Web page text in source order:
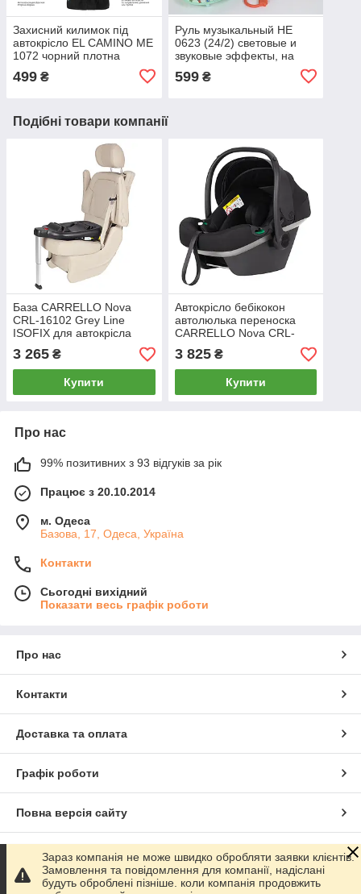
Захисний килимок під
автокрісло EL CAMINO ME
1072 чорний плотна
499 ₴
Руль музыкальный HE
0623 (24/2) световые и
звуковые эффекты, на
599₴
Подібні товари компанії
База CARRELLO Nova
CRL-16102 Grey Line
ISOFIX для автокрісла
CARRELLO Nova CRL-
16101 Grey Line i-Size
3 265 ₴
Купити
Автокрісло бебікокон
автолюлька переноска
CARRELLO Nova CRL-
16101 Grey Line i-Size
3 825₴
Купити
Про нас
99% позитивних з 93 відгуків за рік
Працює з 20.10.2014
м. Одеса
Базова, 17, Одеса, Україна
Контакти
Сьогодні вихідний
Показати весь графік роботи
Про нас
Контакти
Доставка та оплата
Графік роботи
Повна версія сайту
Сайт створено на маркетплейсіProm.ua
Зараз компанія не може швидко обробляти заявки клієнтів.
Замовлення та повідомлення для компанії, надіслані
будуть оброблені пізніше. коли компанія продовжить